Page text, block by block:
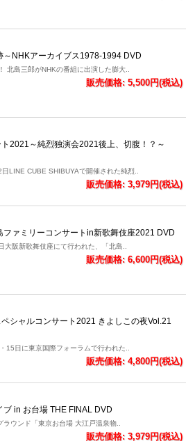
～NHKアーカイブス1978-1994 DVD
北島三郎がNHKの番組に出演した膨大..
販売価格: 5,500円(税込)
2021～純烈独演会2021後上、切腹！？～
LINE CUBE SHIBUYAで開催された純烈..
販売価格: 3,979円(税込)
ファミリーコンサートin新歌舞伎座2021 DVD
大阪新歌舞伎座にて行われた、「北島..
販売価格: 6,600円(税込)
シャルコンサート2021 きよしこの夜Vol.21
15日に東京国際フォーラムで行われた..
販売価格: 4,800円(税込)
ブ in お台場 THE FINAL DVD
ラウンド「東京お台場 大江戸温泉物..
販売価格: 3,979円(税込)